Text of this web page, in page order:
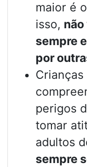
maior é
isso,
sempre
por
perigos
tomar
adultos
sempre